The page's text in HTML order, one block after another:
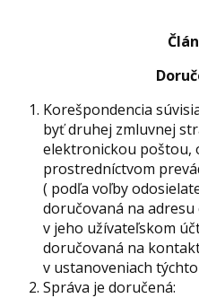
Korešpondencia
byť druhej zmluvnej
elektronickou poštou,
prostredníctvom
( podľa voľby
doručovaná na
v jeho užívateľskom
doručovaná na
v ustanoveniach
Správa je doručená: